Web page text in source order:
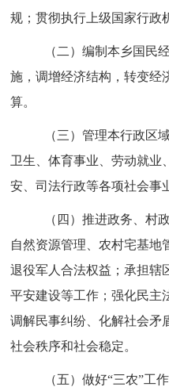
规；贯彻执行上级国家行政
（二）编制本乡国民
施，调增经济结构，转变经
算。
（三）管理本行政区
卫生、体育事业、劳动就业
安、司法行政等各项社会事
（四）推进政务、村
自然资源管理、农村宅基地
退役军人合法权益；承担辖
平安建设等工作；强化民主
调解民事纠纷、化解社会矛
社会秩序和社会稳定。
（五）做好“三农”工